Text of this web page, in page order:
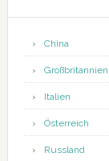
China
Großbritannien
Italien
Österreich
Russland